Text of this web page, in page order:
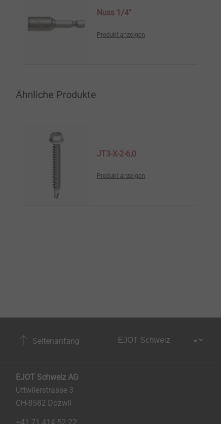
Nuss 1/4″
Produkt anzeigen
Ähnliche Produkte
JT3-X-2-6,0
Produkt anzeigen
Seitenanfang
EJOT Schweiz AG
Uttwilerstrasse 3
CH-8582 Dozwil